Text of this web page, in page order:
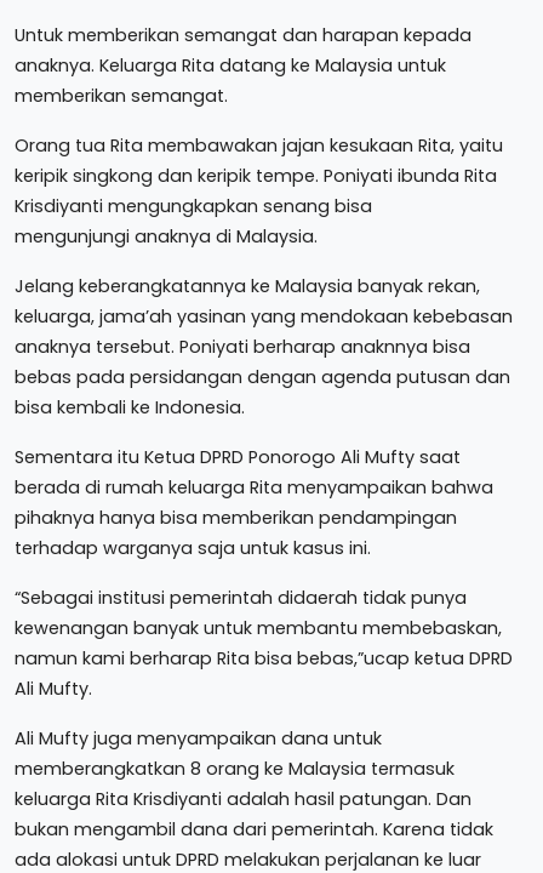
Untuk memberikan semangat dan harapan kepada
anaknya. Keluarga Rita datang ke Malaysia untuk
memberikan semangat.
Orang tua Rita membawakan jajan kesukaan Rita, yaitu
keripik singkong dan keripik tempe. Poniyati ibunda Rita
Krisdiyanti mengungkapkan senang bisa
mengunjungi anaknya di Malaysia.
Jelang keberangkatannya ke Malaysia banyak rekan,
keluarga, jama’ah yasinan yang mendokaan kebebasan
anaknya tersebut. Poniyati berharap anaknnya bisa
bebas pada persidangan dengan agenda putusan dan
bisa kembali ke Indonesia.
Sementara itu Ketua DPRD Ponorogo Ali Mufty saat
berada di rumah keluarga Rita menyampaikan bahwa
pihaknya hanya bisa memberikan pendampingan
terhadap warganya saja untuk kasus ini.
“Sebagai institusi pemerintah didaerah tidak punya
kewenangan banyak untuk membantu membebaskan,
namun kami berharap Rita bisa bebas,”ucap ketua DPRD
Ali Mufty.
Ali Mufty juga menyampaikan dana untuk
memberangkatkan 8 orang ke Malaysia termasuk
keluarga Rita Krisdiyanti adalah hasil patungan. Dan
bukan mengambil dana dari pemerintah. Karena tidak
ada alokasi untuk DPRD melakukan perjalanan ke luar